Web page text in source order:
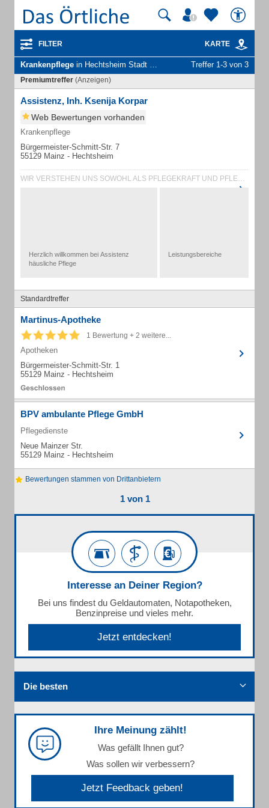
FILTER KARTE
Krankenpflege in Hechtsheim Stadt Mainz Treffer 1-3 von 3
Premiumtreffer (Anzeigen)
Assistenz, Inh. Ksenija Korpar
Web Bewertungen vorhanden
Krankenpflege
Bürgermeister-Schmitt-Str. 7
55129 Mainz - Hechtsheim
WIR VERSTEHEN UNS SOWOHL ALS PFLEGEKRAFT UND PFLEGEPARTNER WIE AUCH ALS ASSIST...
Herzlich willkommen bei Assistenz
häusliche Pflege
Leistungsbereiche
Standardtreffer
Martinus-Apotheke
1 Bewertung + 2 weitere...
Apotheken
Bürgermeister-Schmitt-Str. 1
55129 Mainz - Hechtsheim
BPV ambulante Pflege GmbH
Pflegedienste
Neue Mainzer Str.
55129 Mainz - Hechtsheim
Bewertungen stammen von Drittanbietern
1 von 1
Interesse an Deiner Region?
Bei uns findest du Geldautomaten, Notapotheken,
Benzinpreise und vieles mehr.
Jetzt entdecken!
Die besten
Ihre Meinung zählt!
Was gefällt Ihnen gut?
Was sollen wir verbessern?
Jetzt Feedback geben!